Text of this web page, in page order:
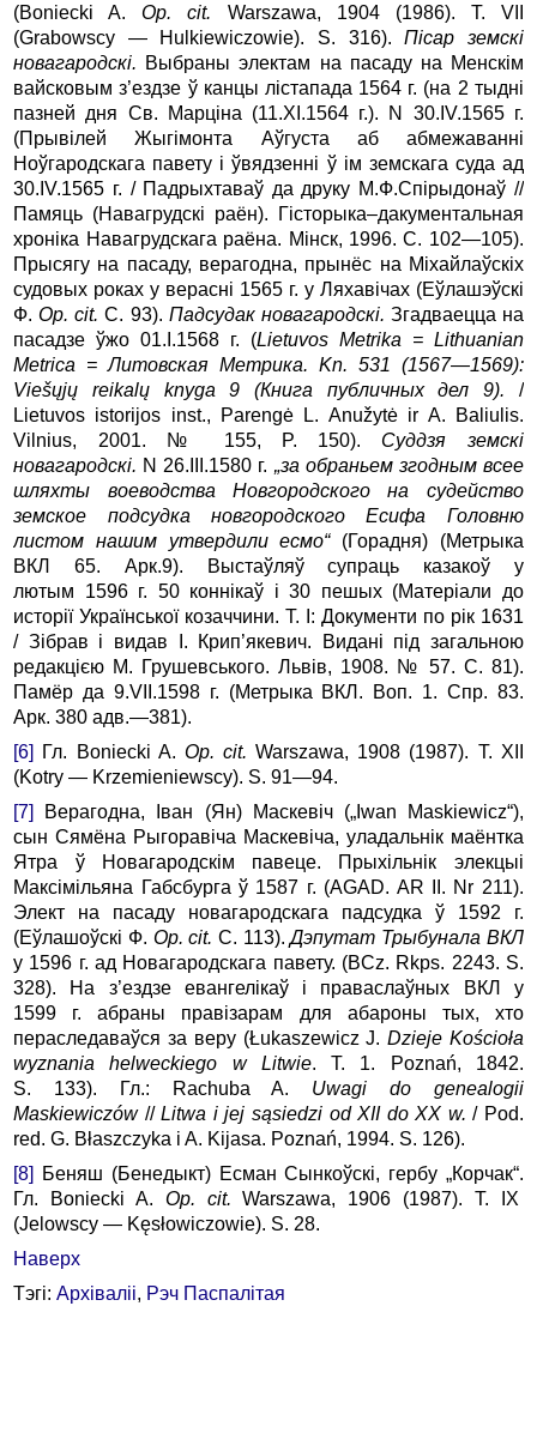
(Boniecki A.Op. cit. Warszawa, 1904 (1986). T. VII
(Grabowscy — Hulkiewiczowie). S. 316).Пiсар земскi
нoвагародскi. Выбраны электам на пасаду на Менскiм
вайсковым з’ездзе ў канцы лістапада 1564 г. (на 2 тыдні
пазней дня Св. Марціна (11.XI.1564 г.). N 30.IV.1565 г.
(Прывiлей Жыгiмонта Аўгуста аб абмежаваннi
Ноўгародскага павету i ўвядзеннi ў iм земскага суда ад
30.IV.1565 г. / Падрыхтаваў да друку М.Ф.Спiрыдонаў //
Памяць (Навагрудскi раён). Гiсторыка–дакументальная
хронiка Нава­грудскага раёна. Мінск, 1996. С. 102—105).
Прысягу на пасаду, верагодна, прынёс на Міхайлаўскіх
судовых роках у верасні 1565 г. у Ляхавічах (Еўлашэўскi
Ф.Op. cit.С. 93). Падсудакновагародскi. Згад­ваецца на
пасадзе ўжо 01.I.1568 г. (Lietuvos Metrika = Lithuanian
Metrica =Литовская Mетрика. Kn. 531 (1567—1569):
Viešųjų reikalų knyga 9 (Книга публичныхдел 9). /
Lietuvos istorijos inst., Parengė L. Anužytė ir A. Baliulis.
Vilnius, 2001. № 155, P. 150). Суддзя земскi
новагародскi. N 26.III.1580 г. „за обраньем згодным всее
шляхты воеводства Новгородского на судейство
земское подсудка новгородского Есифа Головню
листом нашим утвердили есмо“ (Горадня) (Метрыка
ВКЛ 65. Арк.9). Выстаўляў супраць казакоў у
лютым 1596 г. 50 коннікаў і 30 пешых (Матеріали до
исторії Україн­ської козаччини. Т. I: Документи по рік 1631
/ Зібрав і видав І. Крип’якевич. Видані під загальною
редакцією М. Грушевського. Львів, 1908. № 57. С. 81).
Памёр да 9.VII.1598 г. (Метрыка ВКЛ. Воп. 1. Спр. 83.
Арк. 380 адв.—381).
[6]
Гл. Boniecki A. Op. cit. Warszawa, 1908 (1987). T. XII
(Kotry — Krzemie­niewscy). S. 91—94.
[7]
Верагодна, Іван (Ян) Маскевіч („Iwan Maskiewicz“),
сын Сямёна Рыгоравіча Маскевіча, уладальнік маёнтка
Ятра ў Новагародскiм павеце. Прыхільнік элекцыі
Максімільяна Габсбурга ў 1587 г. (AGAD. AR II. Nr 211).
Элект на пасаду новагародскага падсудка ў 1592 г.
(Еўлашоўскі Ф. Op. cit.С. 113).Дэпутат Трыбунала ВКЛ
у 1596 г. ад Новагародскага павету. (BCz. Rkps. 2243. S.
328). На з’ездзе евангелікаў і праваслаўных ВКЛ у
1599 г. абраны правізарам для абароны тых, хто
пераследаваўся за веру (Łukaszewicz J.Dzieje Kościoła
wyznania hel­weckiego w Litwie. T. 1. Poznań, 1842.
S. 133). Гл.: Rachuba A. Uwagi do genealogii
Maskiewiczów//Litwa i jej sąsiedzi od XII do XX w. / Pod.
red. G. Błaszczyka i A. Kijasa. Poznań, 1994. S. 126).
[8]
Беняш (Бенедыкт) Есман Сынкоўскі, гербу „Корчак“.
Гл. Boniecki A. Op. cit. Warszawa, 1906 (1987). T. IX
(Jelowscy — Kęsłowiczowie). S. 28.
Наверх
Тэгі:Архіваліі, Рэч Паспалітая